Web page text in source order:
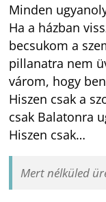
Minden
Ha a házban
becsukom a
pillanatra nem
várom, hogy
Hiszen csak a
csak Balatonra
Hiszen csak…
Mert nélküled